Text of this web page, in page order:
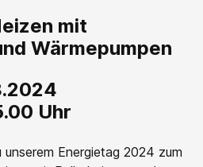
mit
Wärmepumpen
Uhr
Energietag 2024 zum